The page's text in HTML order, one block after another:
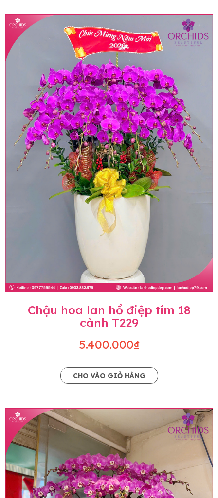
Chậu hoa lan hồ điệp tím 18
cành T229
5.400.000₫
CHO VÀO GIỎ HÀNG